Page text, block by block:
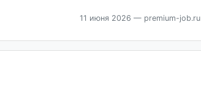
11 июня 2026 — premium-job.ru